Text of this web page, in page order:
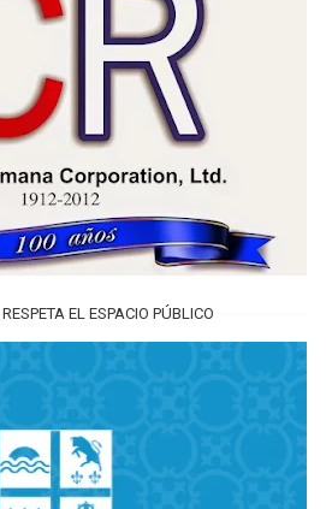
EL ESPACIO PÚBLICO